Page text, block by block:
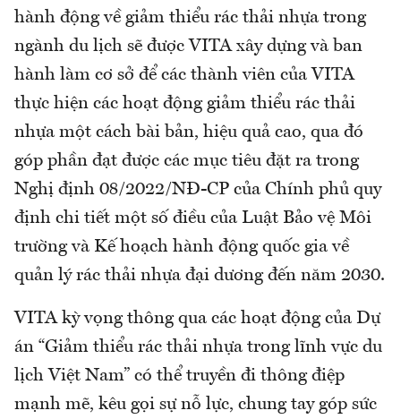
hành động về giảm thiểu rác thải nhựa trong
ngành du lịch sẽ được VITA xây dựng và ban
hành làm cơ sở để các thành viên của VITA
thực hiện các hoạt động giảm thiểu rác thải
nhựa một cách bài bản, hiệu quả cao, qua đó
góp phần đạt được các mục tiêu đặt ra trong
Nghị định 08/2022/NĐ-CP của Chính phủ quy
định chi tiết một số điều của Luật Bảo vệ Môi
trường và Kế hoạch hành động quốc gia về
quản lý rác thải nhựa đại dương đến năm 2030.
VITA kỳ vọng thông qua các hoạt động của Dự
án “Giảm thiểu rác thải nhựa trong lĩnh vực du
lịch Việt Nam” có thể truyền đi thông điệp
mạnh mẽ, kêu gọi sự nỗ lực, chung tay góp sức